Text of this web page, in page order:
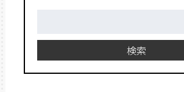
検索